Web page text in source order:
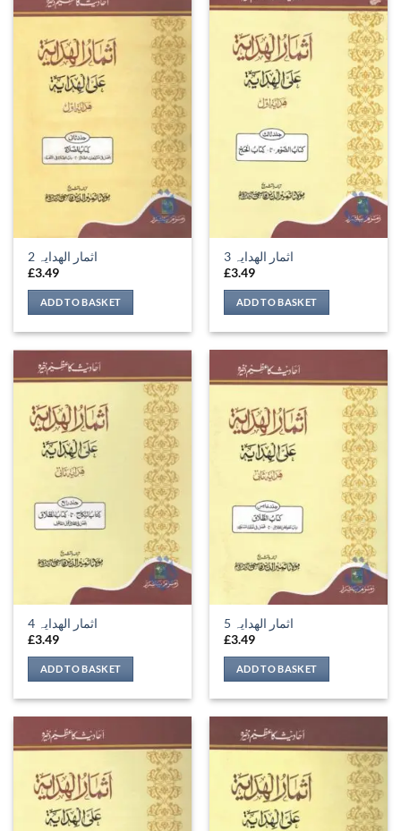
اثمار الھدایہ 2
£3.49
ADD TO BASKET
اثمار الھدایہ 3
£3.49
ADD TO BASKET
اثمار الھدایہ 4
£3.49
ADD TO BASKET
اثمار الھدایہ 5
£3.49
ADD TO BASKET